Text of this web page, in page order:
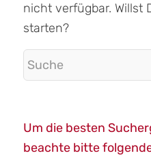
nicht verfügbar. Willst
starten?
Um die besten
beachte bitte